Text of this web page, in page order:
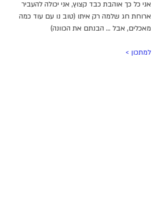
אני כל כך אוהבת כבד קצוץ, אני יכולה להעביר
ארוחת חג שלמה רק איתו (טוב נו עם עוד כמה
מאכלים, אבל ... הבנתם את הכוונה)
למתכון >